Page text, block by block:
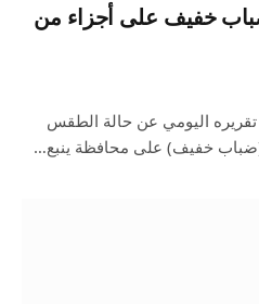
خفيف على أجزاء من
تقريره اليومي عن حالة الطقس
(ضباب خفيف) على محافظة ينبع…